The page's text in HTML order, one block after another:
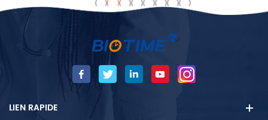
reperfusion en
Biotime Myo Le kit de test est
principalement utilisé pour
détecter myo Quantité dans
le sérum humain et le
plasma échantillons.
dans les 15 minutes avec
LIEN RAPIDE